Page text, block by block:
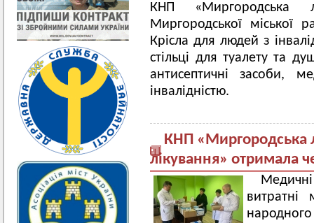
КНП «Миргородська
Миргородської міської
Крісла для людей з
стільці для туалету та
антисептичні засоби,
інвалідністю.
КНП «Миргородська
лікування» отримала
витратні